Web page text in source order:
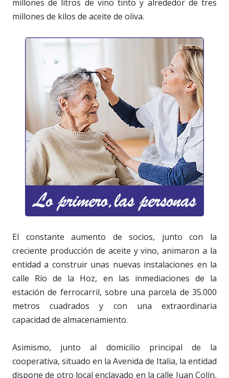
millones de litros de vino tinto y alrededor de tres
millones de kilos de aceite de oliva.
El constante aumento de socios, junto con la
creciente producción de aceite y vino, animaron a la
entidad a construir unas nuevas instalaciones en la
calle Río de la Hoz, en las inmediaciones de la
estación de ferrocarril, sobre una parcela de 35.000
metros cuadrados y con una extraordinaria
capacidad de almacenamiento.
Asimismo, junto al domicilio principal de la
cooperativa, situado en la Avenida de Italia, la entidad
dispone de otro local enclavado en la calle Juan Colín,